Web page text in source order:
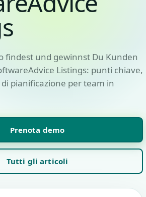
findest und gewinnst Du Kunden
Listings: punti chiave,
pianificazione per team in
Prenota demo
Tutti gli articoli